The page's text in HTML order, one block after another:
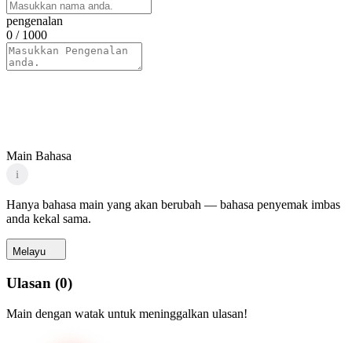
pengenalan
0 / 1000
Main Bahasa
i
Hanya bahasa main yang akan berubah — bahasa penyemak imbas
anda kekal sama.
Melayu
Ulasan (0)
Main dengan watak untuk meninggalkan ulasan!